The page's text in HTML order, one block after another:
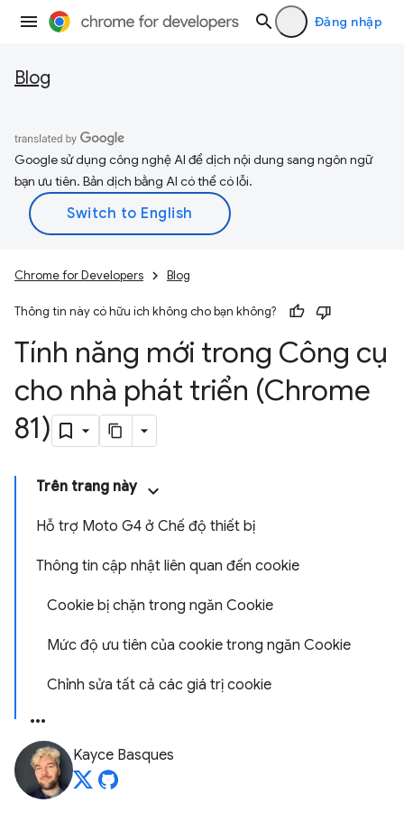
Đăng nhập
Blog
Google sử dụng công nghệ AI để dịch nội dung sang ngôn ngữ
bạn ưu tiên. Bản dịch bằng AI có thể có lỗi.
Chrome for Developers Blog
Thông tin này có hữu ích không cho bạn không?
Tính năng mới trong Công cụ
cho nhà phát triển (Chrome
81)
Trên trang này
Hỗ trợ Moto G4 ở Chế độ thiết bị
Thông tin cập nhật liên quan đến cookie
Cookie bị chặn trong ngăn Cookie
Mức độ ưu tiên của cookie trong ngăn Cookie
Chỉnh sửa tất cả các giá trị cookie
Kayce Basques